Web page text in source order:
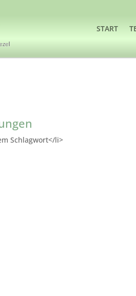
START
Schlagwort</li>